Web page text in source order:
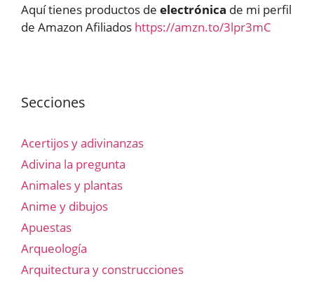
Aquí tienes productos de electrónica de mi perfil
de Amazon Afiliados https://amzn.to/3lpr3mC
Secciones
Acertijos y adivinanzas
Adivina la pregunta
Animales y plantas
Anime y dibujos
Apuestas
Arqueología
Arquitectura y construcciones